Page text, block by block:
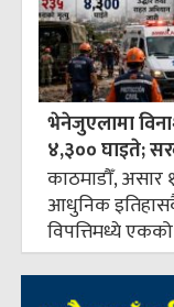
भेनेजुएलामा
४,३०० घाइते;
काठमाडौँ,
आधुनिक
विपत्तिमध्ये